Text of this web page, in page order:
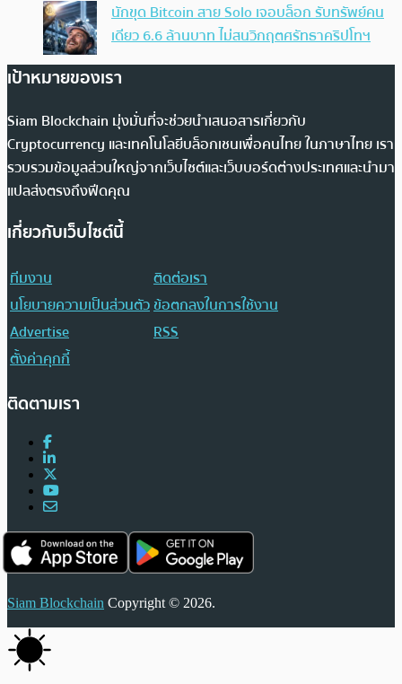
นักขุด Bitcoin สาย Solo เจอบล็อก รับทรัพย์คน
เดียว 6.6 ล้านบาท ไม่สนวิกฤตศรัทธาคริปโทฯ
เป้าหมายของเรา
Siam Blockchain มุ่งมั่นที่จะช่วยนำเสนอสารเกี่ยวกับ
Cryptocurrency และเทคโนโลยีบล็อกเชนเพื่อคนไทย ในภาษาไทย เรา
รวบรวมข้อมูลส่วนใหญ่จากเว็บไซต์และเว็บบอร์ดต่างประเทศและนำมา
แปลส่งตรงถึงฟีดคุณ
เกี่ยวกับเว็บไซต์นี้
ทีมงาน
ติดต่อเรา
นโยบายความเป็นส่วนตัวข้อตกลงในการใช้งาน
Advertise
RSS
ตั้งค่าคุกกี้
ติดตามเรา
Siam Blockchain Copyright © 2026.